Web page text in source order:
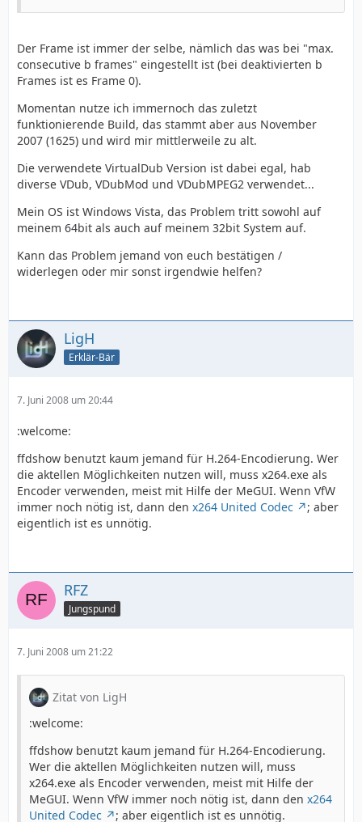
Der Frame ist immer der selbe, nämlich das was bei "max.
consecutive b frames" eingestellt ist (bei deaktivierten b
Frames ist es Frame 0).
Momentan nutze ich immernoch das zuletzt
funktionierende Build, das stammt aber aus November
2007 (1625) und wird mir mittlerweile zu alt.
Die verwendete VirtualDub Version ist dabei egal, hab
diverse VDub, VDubMod und VDubMPEG2 verwendet...
Mein OS ist Windows Vista, das Problem tritt sowohl auf
meinem 64bit als auch auf meinem 32bit System auf.
Kann das Problem jemand von euch bestätigen /
widerlegen oder mir sonst irgendwie helfen?
LigH
Erklär-Bär
7. Juni 2008 um 20:44
:welcome:
ffdshow benutzt kaum jemand für H.264-Encodierung. Wer
die aktellen Möglichkeiten nutzen will, muss x264.exe als
Encoder verwenden, meist mit Hilfe der MeGUI. Wenn VfW
immer noch nötig ist, dann den x264 United Codec
; aber
eigentlich ist es unnötig.
RFZ
Jungspund
7. Juni 2008 um 21:22
Zitat von LigH
:welcome:
ffdshow benutzt kaum jemand für H.264-Encodierung.
Wer die aktellen Möglichkeiten nutzen will, muss
x264.exe als Encoder verwenden, meist mit Hilfe der
MeGUI. Wenn VfW immer noch nötig ist, dann den x264
United Codec
; aber eigentlich ist es unnötig.